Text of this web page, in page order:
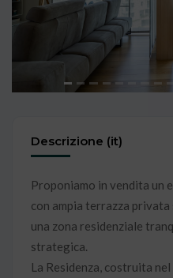
Descrizione (it)
Proponiamo in vendita un
con ampia terrazza
una zona residenziale
strategica.
La Residenza, costruita